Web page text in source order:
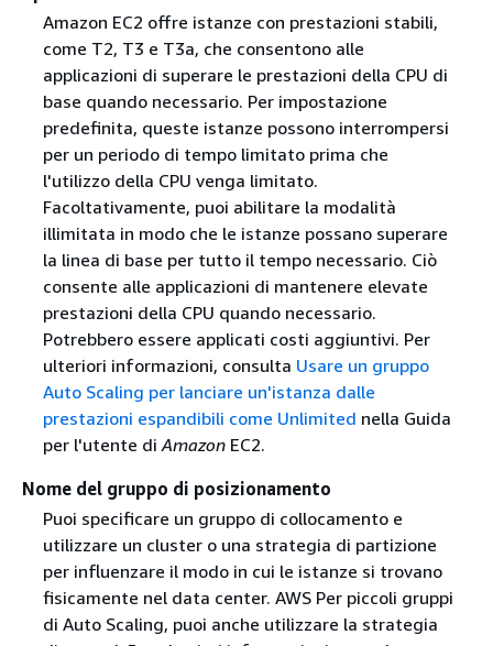
Amazon EC2 offre istanze con prestazioni stabili,
come T2, T3 e T3a, che consentono alle
applicazioni di superare le prestazioni della CPU di
base quando necessario. Per impostazione
predefinita, queste istanze possono interrompersi
per un periodo di tempo limitato prima che
l'utilizzo della CPU venga limitato.
Facoltativamente, puoi abilitare la modalità
illimitata in modo che le istanze possano superare
la linea di base per tutto il tempo necessario. Ciò
consente alle applicazioni di mantenere elevate
prestazioni della CPU quando necessario.
Potrebbero essere applicati costi aggiuntivi. Per
ulteriori informazioni, consulta Usare un gruppo
Auto Scaling per lanciare un'istanza dalle
prestazioni espandibili come Unlimited nella Guida
per l'utente di AmazonEC2.
Nome del gruppo di posizionamento
Puoi specificare un gruppo di collocamento e
utilizzare un cluster o una strategia di partizione
per influenzare il modo in cui le istanze si trovano
fisicamente nel data center. AWS Per piccoli gruppi
di Auto Scaling, puoi anche utilizzare la strategia